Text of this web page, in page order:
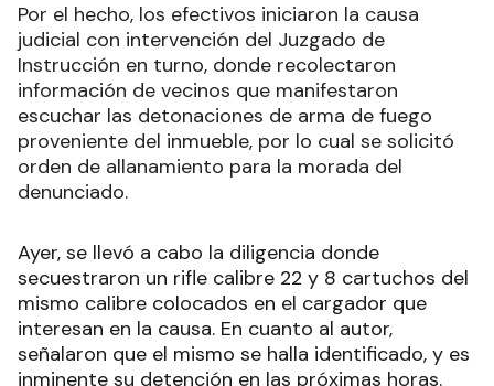
Por el hecho, los efectivos iniciaron la causa
judicial con intervención del Juzgado de
Instrucción en turno, donde recolectaron
información de vecinos que manifestaron
escuchar las detonaciones de arma de fuego
proveniente del inmueble, por lo cual se solicitó
orden de allanamiento para la morada del
denunciado.
Ayer, se llevó a cabo la diligencia donde
secuestraron un rifle calibre 22 y 8 cartuchos del
mismo calibre colocados en el cargador que
interesan en la causa. En cuanto al autor,
señalaron que el mismo se halla identificado, y es
inminente su detención en las próximas horas.